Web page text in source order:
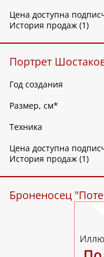
Цена доступна
История продаж (1)
Портрет
Год создания
Размер, см*
Техника
Цена доступна
История продаж (1)
Броненосец